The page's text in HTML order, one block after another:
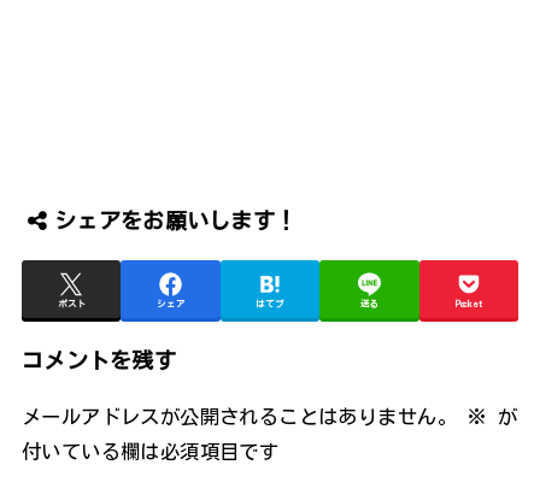
シェアをお願いします！
ポスト シェア はてブ 送る Pocket
コメントを残す
メールアドレスが公開されることはありません。 ※
が
付いている欄は必須項目です